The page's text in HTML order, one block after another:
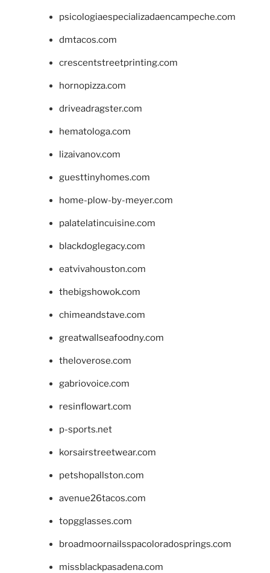
psicologiaespecializadaencampeche.com
dmtacos.com
crescentstreetprinting.com
hornopizza.com
driveadragster.com
hematologa.com
lizaivanov.com
guesttinyhomes.com
home-plow-by-meyer.com
palatelatincuisine.com
blackdoglegacy.com
eatvivahouston.com
thebigshowok.com
chimeandstave.com
greatwallseafoodny.com
theloverose.com
gabriovoice.com
resinflowart.com
p-sports.net
korsairstreetwear.com
petshopallston.com
avenue26tacos.com
topgglasses.com
broadmoornailsspacoloradosprings.com
missblackpasadena.com